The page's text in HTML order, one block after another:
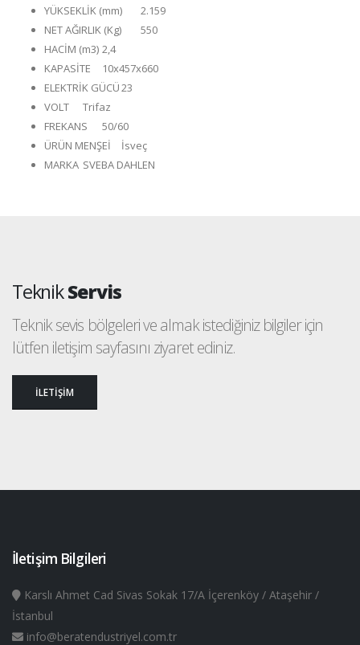
YÜKSEKLİK (mm)
2.159
NET AĞIRLIK (Kg)
550
HACİM (m3) 2,4
KAPASİTE
10x457x660
ELEKTRİK GÜCÜ23
VOLT
Trifaz
FREKANS
50/60
ÜRÜN MENŞEİ
İsveç
MARKA SVEBA DAHLEN
TeknikServis
Teknik sevis bölgeleri ve almak istediğiniz bilgiler için
lütfen iletişim sayfasını ziyaret ediniz.
İLETİŞİM
İletişim Bilgileri
Karslı Ahmet Cad Sivas Sokak 17/A İçerenköy / Ataşehir /
İstanbul
info@beratendustriyel.com.tr